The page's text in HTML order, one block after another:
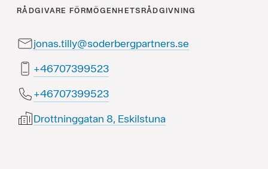
RÅDGIVARE FÖRMÖGENHETSRÅDGIVNING
jonas.tilly@soderbergpartners.se
32599370764+
32599370764+
Drottninggatan 8, Eskilstuna